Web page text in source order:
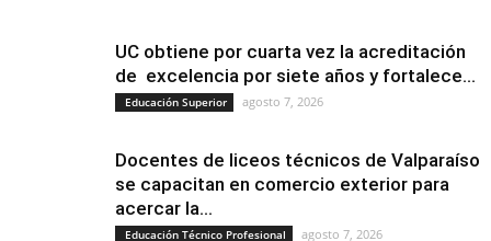
UC obtiene por cuarta vez la acreditación
de excelencia por siete años y fortalece...
Educación Superior agosto 7, 2026
Docentes de liceos técnicos de Valparaíso
se capacitan en comercio exterior para
acercar la...
Educación Técnico Profesional agosto 7, 2026